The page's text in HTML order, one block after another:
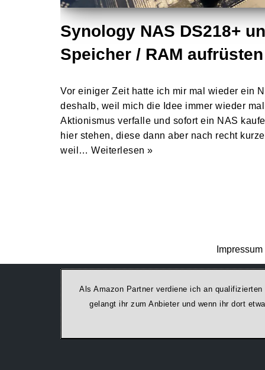
Synology NAS DS218+
Speicher / RAM aufrüsten
Vor einiger Zeit hatte ich mir mal wieder ein
deshalb, weil mich die Idee immer wieder
Aktionismus verfalle und sofort ein NAS
hier stehen, diese dann aber nach recht
weil… Weiterlesen »
Als Amazon Partner verdiene ich an
ge­lan­gt ihr zum Anbieter und wenn ihr dort